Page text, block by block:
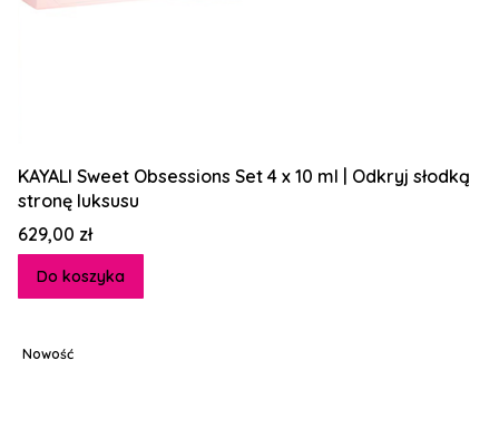
KAYALI Sweet Obsessions Set 4 x 10 ml | Odkryj słodką
stronę luksusu
Cena
629,00 zł
Do koszyka
Nowość